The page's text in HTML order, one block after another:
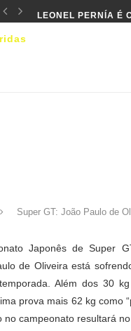
LEONEL PERNÍA É
Super GT: João Paulo de
Japonês de Super
de Oliveira está
Além dos 30
prova mais 62 kg como
no campeonato resultará